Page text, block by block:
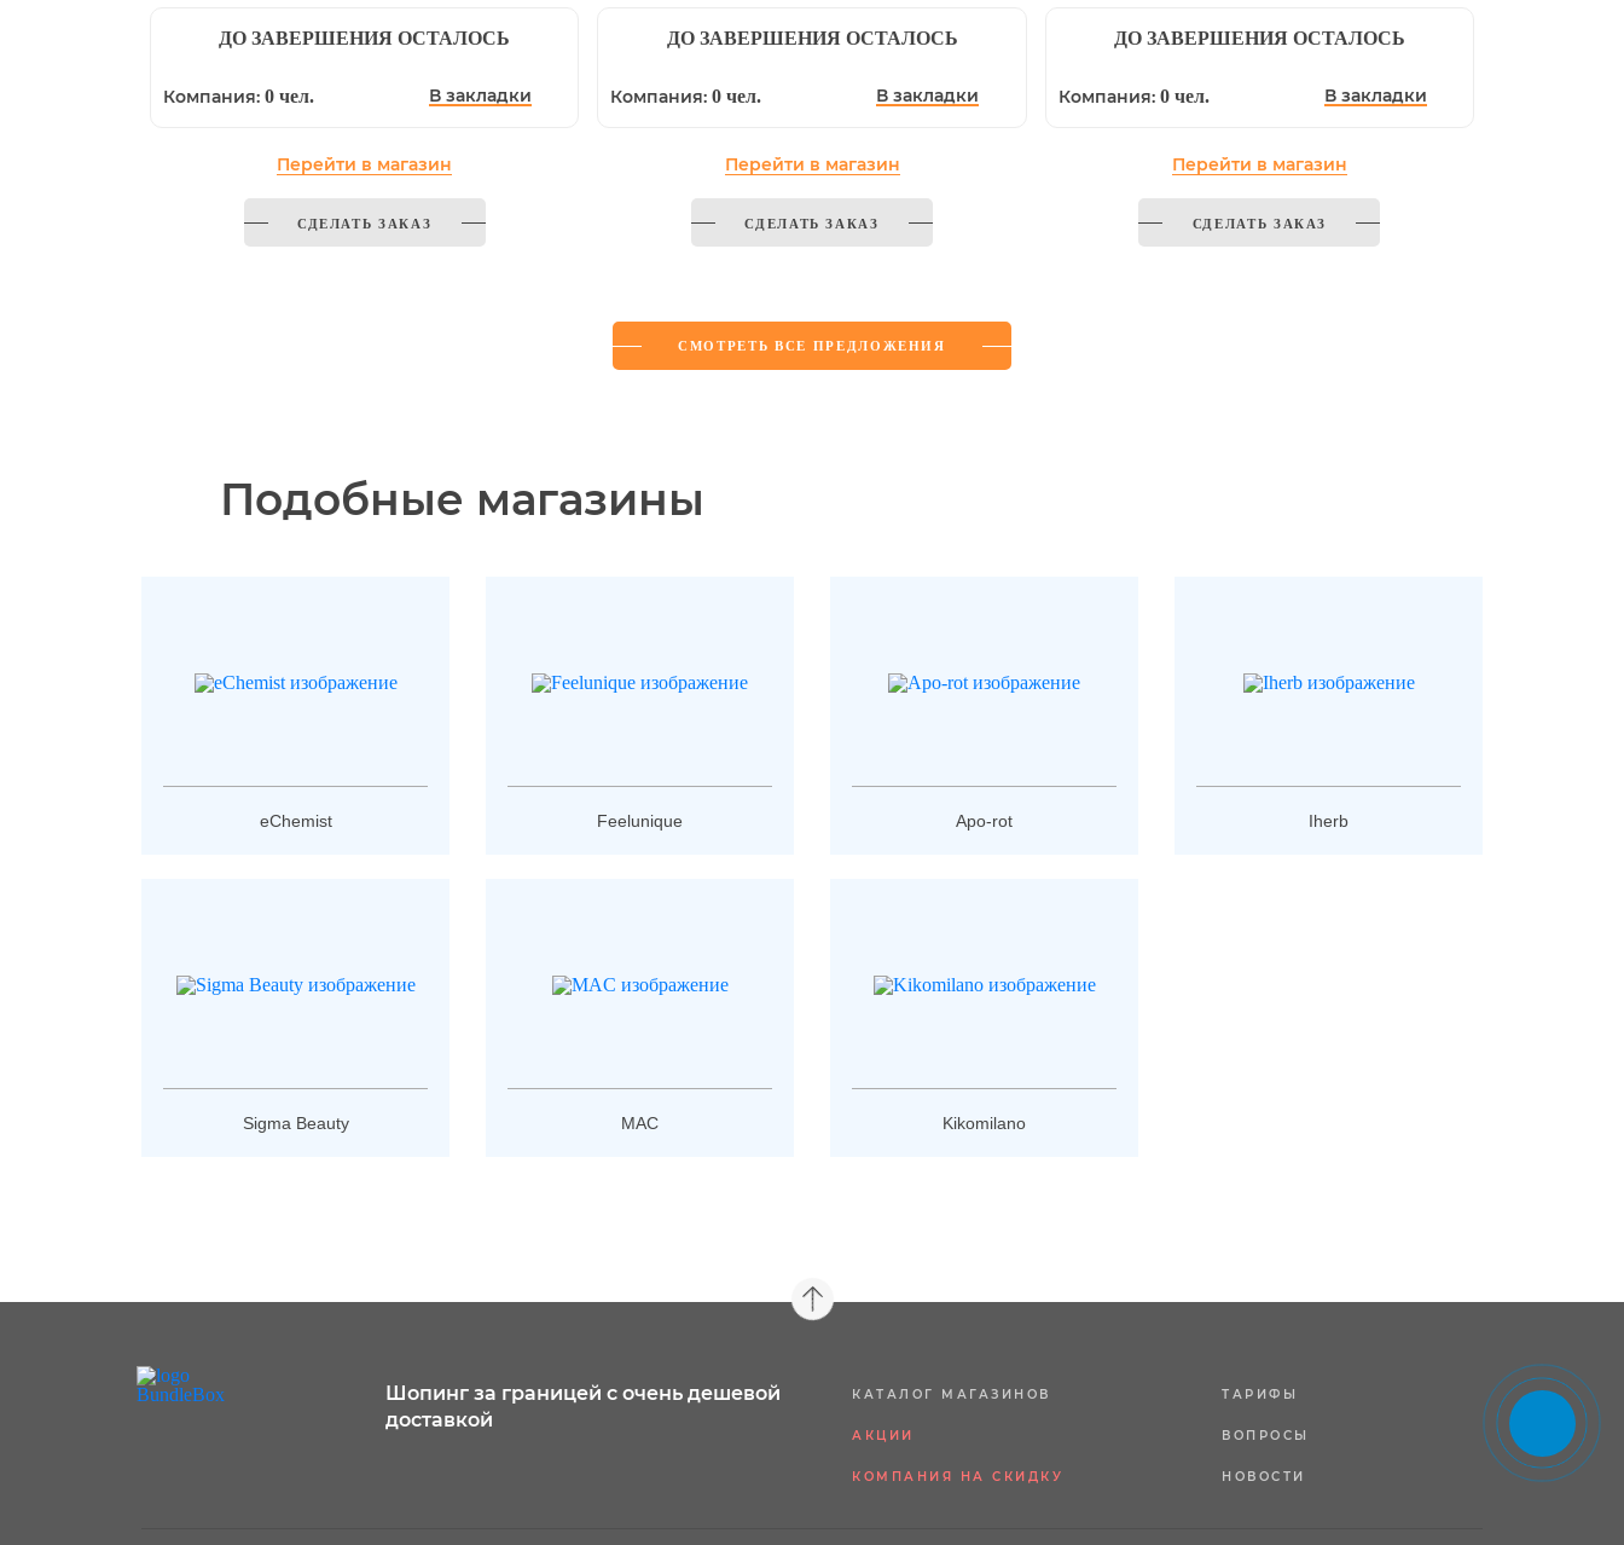
ДО ЗАВЕРШЕНИЯ ОСТАЛОСЬ
Компания: 0 чел. В закладки
Перейти в магазин
СДЕЛАТЬ ЗАКАЗ
ДО ЗАВЕРШЕНИЯ ОСТАЛОСЬ
Компания:0 чел. В закладки
Перейти в магазин
СДЕЛАТЬ ЗАКАЗ
ДО ЗАВЕРШЕНИЯ ОСТАЛОСЬ
Компания: 0 чел. В закладки
Перейти в магазин
СДЕЛАТЬ ЗАКАЗ
СМОТРЕТЬ ВСЕ ПРЕДЛОЖЕНИЯ
Подобные магазины
eChemist Feelunique Apo-rot Iherb
Sigma Beauty MAC Kikomilano
Шопинг за границей с очень дешевой
доставкой
КАТАЛОГ МАГАЗИНОВ
АКЦИИ
КОМПАНИЯ НА СКИДКУ
ТАРИФЫ
ВОПРОСЫ
НОВОСТИ